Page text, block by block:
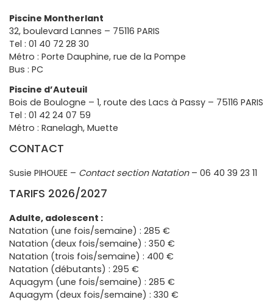
Piscine Montherlant
32, boulevard Lannes – 75116 PARIS
Tel : 01 40 72 28 30
Métro : Porte Dauphine, rue de la Pompe
Bus : PC
Piscine d’Auteuil
Bois de Boulogne – 1, route des Lacs à Passy – 75116 PARIS
Tel : 01 42 24 07 59
Métro : Ranelagh, Muette
CONTACT
Susie PIHOUEE – Contact section Natation– 06 40 39 23 11
TARIFS 2026/2027
Adulte, adolescent :
Natation (une fois/semaine) : 285 €
Natation (deux fois/semaine) : 350 €
Natation (trois fois/semaine) : 400 €
Natation (débutants) : 295 €
Aquagym (une fois/semaine) : 285 €
Aquagym (deux fois/semaine) : 330 €